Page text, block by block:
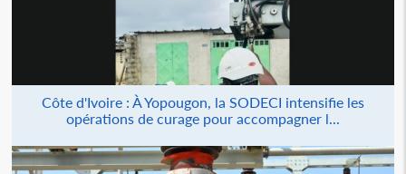
Côte d'Ivoire : À Yopougon, la SODECI intensifie les
opérations de curage pour accompagner l...